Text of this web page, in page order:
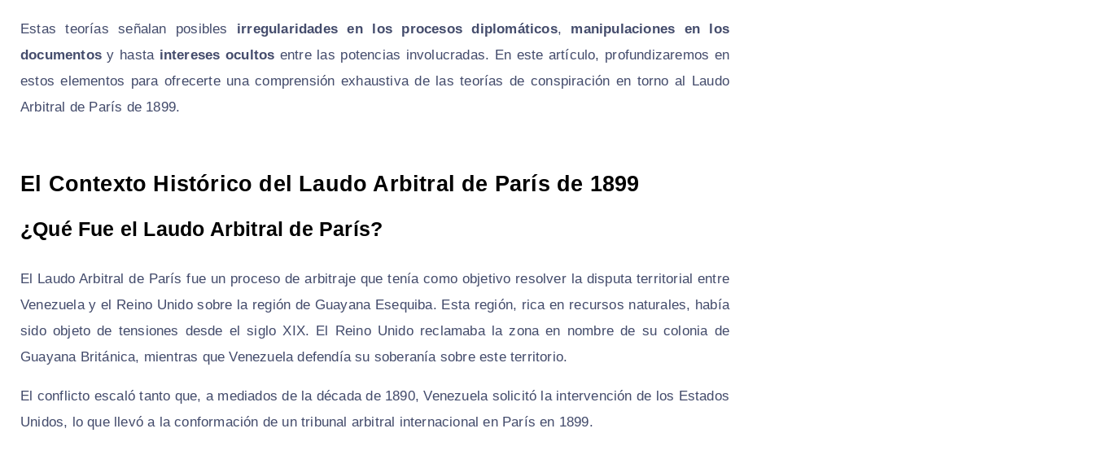
Estas teorías señalan posibles irregularidades en los procesos diplomáticos, manipulaciones en los
documentos y hasta intereses ocultos entre las potencias involucradas. En este artículo, profundizaremos en
estos elementos para ofrecerte una comprensión exhaustiva de las teorías de conspiración en torno al Laudo
Arbitral de París de 1899.
El Contexto Histórico del Laudo Arbitral de París de 1899
¿Qué Fue el Laudo Arbitral de París?
El Laudo Arbitral de París fue un proceso de arbitraje que tenía como objetivo resolver la disputa territorial entre
Venezuela y el Reino Unido sobre la región de Guayana Esequiba. Esta región, rica en recursos naturales, había
sido objeto de tensiones desde el siglo XIX. El Reino Unido reclamaba la zona en nombre de su colonia de
Guayana Británica, mientras que Venezuela defendía su soberanía sobre este territorio.
El conflicto escaló tanto que, a mediados de la década de 1890, Venezuela solicitó la intervención de los Estados
Unidos, lo que llevó a la conformación de un tribunal arbitral internacional en París en 1899.